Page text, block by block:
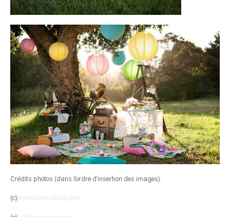
Crédits photos (dans l’ordre d’insertion des images):
(c)ohhellofriendblog.com